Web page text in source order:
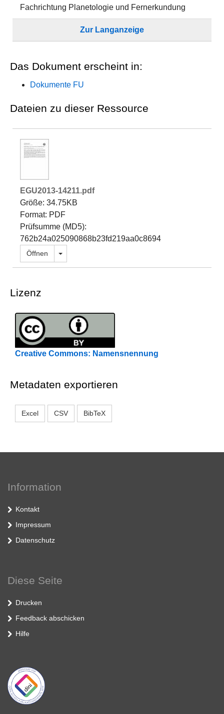
Fachrichtung Planetologie und Fernerkundung
Zur Langanzeige
Das Dokument erscheint in:
Dokumente FU
Dateien zu dieser Ressource
EGU2013-14211.pdf
Größe: 34.75KB
Format: PDF
Prüfsumme (MD5):
762b24a025090868b23fd219aa0c8694
Öffnen Dropdown öffnen
Lizenz
Creative Commons: Namensnennung
Metadaten exportieren
Excel CSV BibTeX
Information
Kontakt
Impressum
Datenschutz
Diese Seite
Drucken
Feedback abschicken
Hilfe